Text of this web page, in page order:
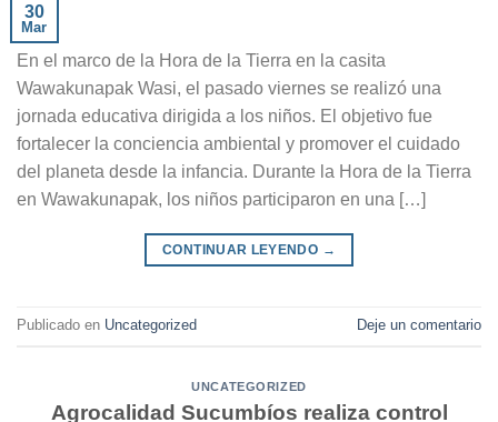
30
Mar
En el marco de la Hora de la Tierra en la casita
Wawakunapak Wasi, el pasado viernes se realizó una
jornada educativa dirigida a los niños. El objetivo fue
fortalecer la conciencia ambiental y promover el cuidado
del planeta desde la infancia. Durante la Hora de la Tierra
en Wawakunapak, los niños participaron en una […]
CONTINUAR LEYENDO →
Publicado en Uncategorized Deje un comentario
UNCATEGORIZED
Agrocalidad Sucumbíos realiza control